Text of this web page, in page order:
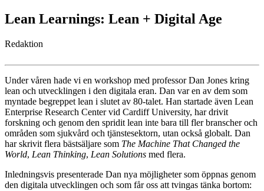
Lean Learnings: Lean + Digital Age
Redaktion
Under våren hade vi en workshop med professor Dan Jones kring
lean och utvecklingen i den digitala eran. Dan var en av dem som
myntade begreppet lean i slutet av 80-talet. Han startade även Lean
Enterprise Research Center vid Cardiff University, har drivit
forskning och genom den spridit lean inte bara till fler branscher och
områden som sjukvård och tjänstesektorn, utan också globalt. Dan
har skrivit flera bästsäljare som The Machine That Changed the
World, Lean Thinking, Lean Solutions med flera.
Inledningsvis presenterade Dan nya möjligheter som öppnas genom
den digitala utvecklingen och som får oss att tvingas tänka bortom: